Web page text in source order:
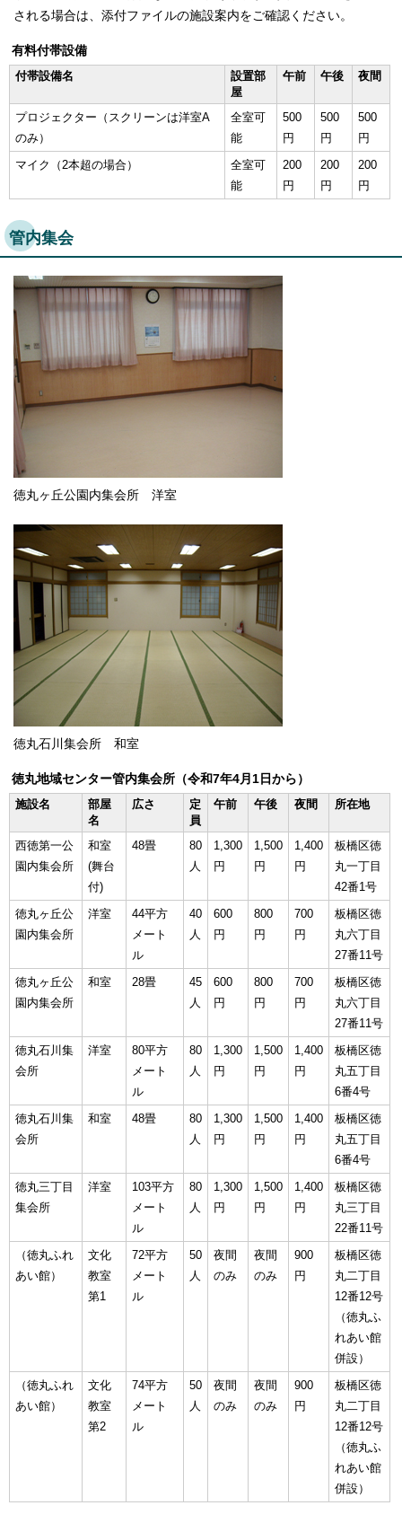
される場合は、添付ファイルの施設案内をご確認ください。
有料付帯設備
付帯設備名
設置部
屋
午前 午後 夜間
プロジェクター（スクリーンは洋室A
のみ）
全室可
能
500
円
500
円
500
円
マイク（2本超の場合）
全室可
能
200
円
200
円
200
円
管内集会
徳丸ヶ丘公園内集会所 洋室
徳丸石川集会所 和室
徳丸地域センター管内集会所（令和7年4月1日から）
施設名
部屋
名
広さ
定
員
午前 午後 夜間 所在地
西徳第一公
園内集会所
和室
(舞台
付)
48畳
80
人
1,300
円
1,500
円
1,400
円
板橋区徳
丸一丁目
42番1号
徳丸ヶ丘公
園内集会所
洋室
44平方
メート
ル
40
人
600
円
800
円
700
円
板橋区徳
丸六丁目
27番11号
徳丸ヶ丘公
園内集会所
和室 28畳
45
人
600
円
800
円
700
円
板橋区徳
丸六丁目
27番11号
徳丸石川集
会所
洋室
80平方
メート
ル
80
人
1,300
円
1,500
円
1,400
円
板橋区徳
丸五丁目
6番4号
徳丸石川集
会所
和室 48畳
80
人
1,300
円
1,500
円
1,400
円
板橋区徳
丸五丁目
6番4号
徳丸三丁目
集会所
洋室
103平方
メート
ル
80
人
1,300
円
1,500
円
1,400
円
板橋区徳
丸三丁目
22番11号
（徳丸ふれ
あい館）
文化
教室
第1
72平方
メート
ル
50
人
夜間
のみ
夜間
のみ
900
円
板橋区徳
丸二丁目
12番12号
（徳丸ふ
れあい館
併設）
（徳丸ふれ
あい館）
文化
教室
第2
74平方
メート
ル
50
人
夜間
のみ
夜間
のみ
900
円
板橋区徳
丸二丁目
12番12号
（徳丸ふ
れあい館
併設）